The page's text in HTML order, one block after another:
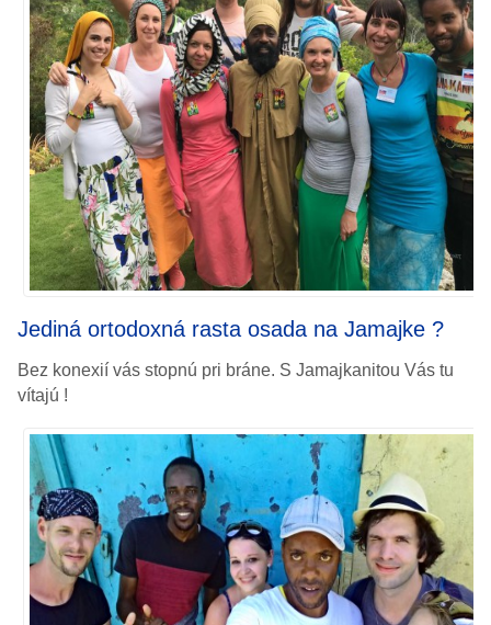
Jediná ortodoxná rasta osada na Jamajke ?
Bez konexií vás stopnú pri bráne. S Jamajkanitou Vás tu
vítajú !